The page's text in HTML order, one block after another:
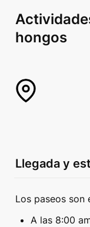
hongos
Llegada y
Los paseos son
A las 8:00